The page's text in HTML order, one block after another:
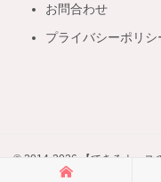
お問合わせ
プライバシーポリ
© 2014-2026 【できるナース